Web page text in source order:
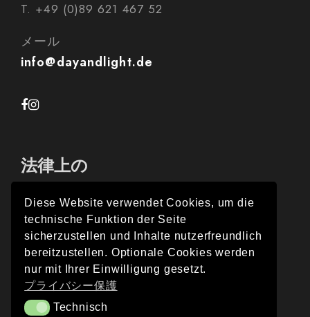
T. +49 (0)89 621 467 52
メール
info@dayandlight.de
法律上の
インプレス
プライバシー保護
Diese Website verwendet Cookies, um die
technische Funktion der Seite
sicherzustellen und Inhalte nutzerfreundlich
bereitzustellen. Optionale Cookies werden
nur mit Ihrer Einwilligung gesetzt.
プライバシー保護
TechnischTechnisch